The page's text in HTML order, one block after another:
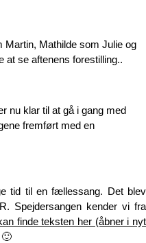
Martin, Mathilde som Julie og
at se aftenens forestilling..
nu klar til at gå i gang med
fremført med en
tid til en fællessang. Det blev
Spejdersangen kender vi fra
finde teksten her (åbner i nyt